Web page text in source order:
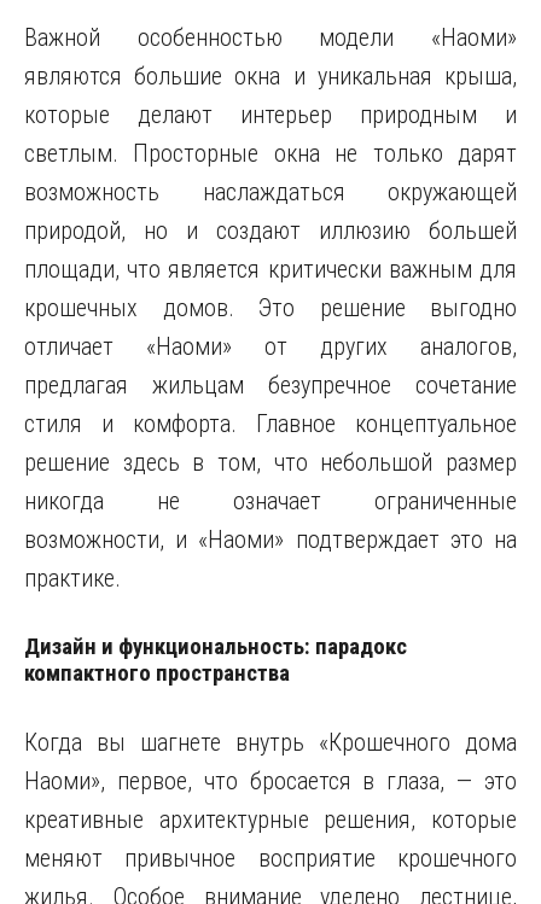
Важной особенностью модели «Наоми»
являются большие окна и уникальная крыша,
которые делают интерьер природным и
светлым. Просторные окна не только дарят
возможность наслаждаться окружающей
природой, но и создают иллюзию большей
площади, что является критически важным для
крошечных домов. Это решение выгодно
отличает «Наоми» от других аналогов,
предлагая жильцам безупречное сочетание
стиля и комфорта. Главное концептуальное
решение здесь в том, что небольшой размер
никогда не означает ограниченные
возможности, и «Наоми» подтверждает это на
практике.
Дизайн и функциональность: парадокс
компактного пространства
Когда вы шагнете внутрь «Крошечного дома
Наоми», первое, что бросается в глаза, — это
креативные архитектурные решения, которые
меняют привычное восприятие крошечного
жилья. Особое внимание уделено лестнице,